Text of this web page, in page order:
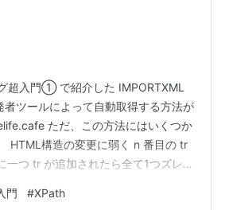
超入門① で紹介した IMPORTXML
者ツールによって自動取得する方法が
ただ、この方法にはいくつか
HTML構造の変更に弱く n 番目の tr
一つ tr が追加されたら全て1つズレ
として、できれば「XPathを理解し
門 #XPath